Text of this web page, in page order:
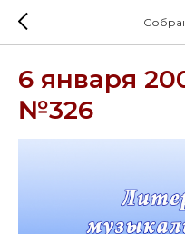
6 января
№326